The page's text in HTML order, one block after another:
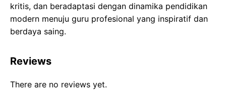
kritis, dan beradaptasi dengan dinamika pendidikan
modern menuju guru profesional yang inspiratif dan
berdaya saing.
Reviews
There are no reviews yet.